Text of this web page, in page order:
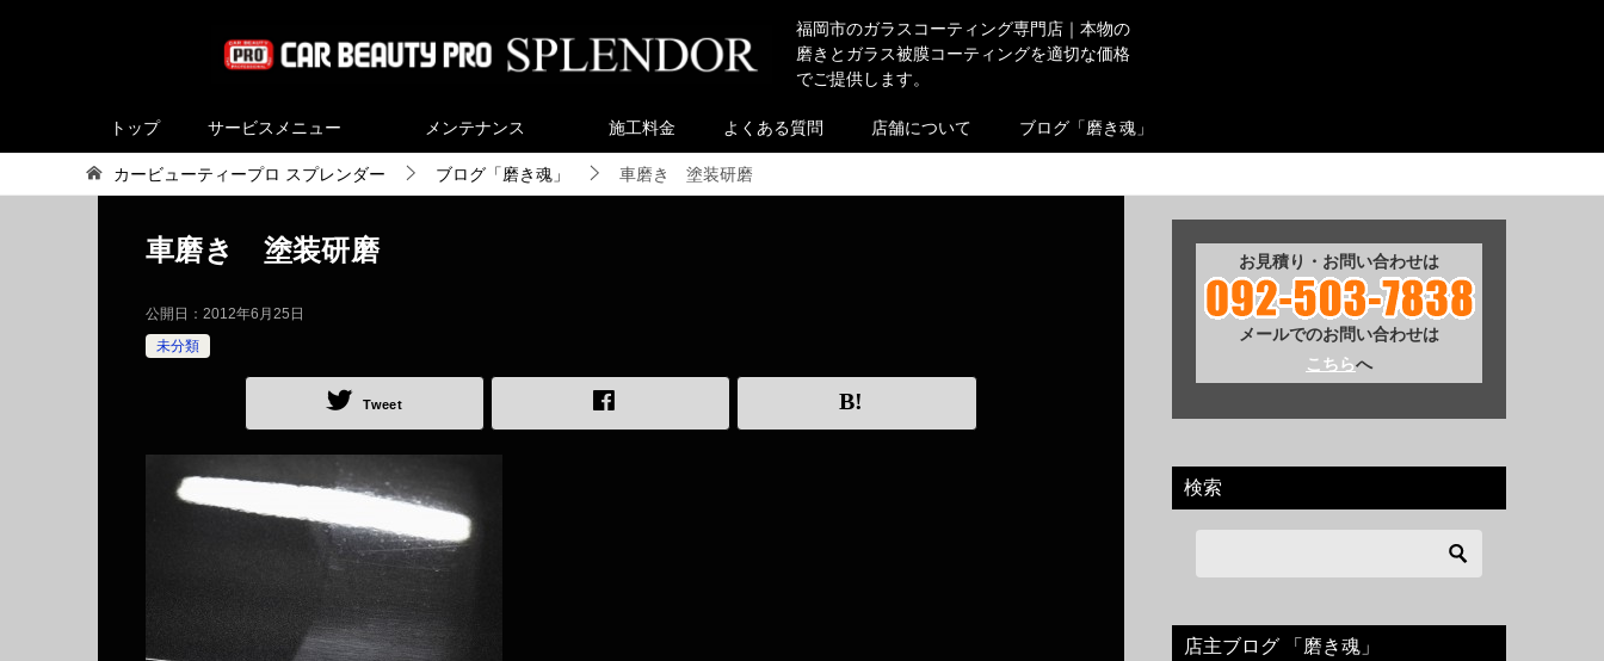
福岡市のガラスコーティング専門店｜本物の
磨きとガラス被膜コーティングを適切な価格
でご提供します。
トップ サービスメニュー メンテナンス 施工料金 よくある質問 店舗について ブログ「磨き魂」
カービューティープロ スプレンダー ブログ「磨き魂」 車磨き 塗装研磨
車磨き 塗装研磨
公開日： 2012年6月25日
未分類
Tweet
お見積り・お問い合わせは
メールでのお問い合わせは
こちらへ
検索
店主ブログ 「磨き魂」